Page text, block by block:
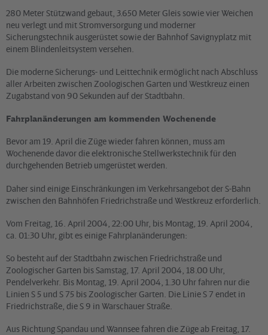
280 Meter Stützwand gebaut, 3.650 Meter Gleis sowie vier Weichen
neu verlegt und mit Stromversorgung und moderner
Sicherungstechnik ausgerüstet sowie der Bahnhof Savignyplatz mit
einem Blindenleitsystem versehen.
Die moderne Sicherungs- und Leittechnik ermöglicht nach Abschluss
aller Arbeiten zwischen Zoologischen Garten und Westkreuz einen
Zugabstand von 90 Sekunden auf der Stadtbahn.
Fahrplanänderungen am kommenden Wochenende
Bevor am 19. April die Züge wieder fahren können, muss am
Wochenende davor die elektronische Stellwerkstechnik für den
durchgehenden Betrieb umgerüstet werden.
Daher sind einige Einschränkungen im Verkehrsangebot der S-Bahn
zwischen den Bahnhöfen Friedrichstraße und Westkreuz erforderlich.
Vom Freitag, 16. April 2004, 22:00 Uhr, bis Montag, 19. April 2004,
ca. 01:30 Uhr, gibt es einige Fahrplanänderungen:
So besteht auf der Stadtbahn zwischen Friedrichstraße und
Zoologischer Garten bis Samstag, 17. April 2004, 18.00 Uhr,
Pendelverkehr. Bis Montag, 19. April 2004, 1.30 Uhr fahren nur die
Linien S 5 und S 75 bis Zoologischer Garten. Die Linie S 7 endet in
Friedrichstraße, die S 9 in Warschauer Straße.
Aus Richtung Spandau und Wannsee fahren die Züge ab Freitag, 17.